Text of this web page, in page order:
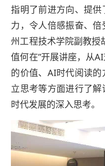
指明了前进方向、提
力，令人倍感振奋、
州工程技术学院副教授
值何在”开展讲座，从
的价值、AI时代阅读
立思考等方面进行了
时代发展的深入思考。